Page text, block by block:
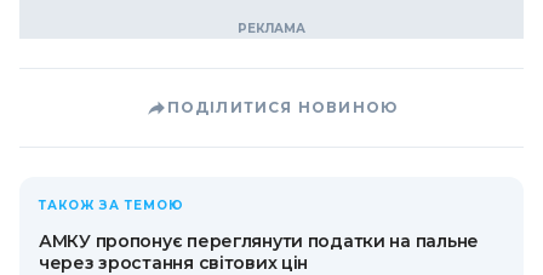
ПОДІЛИТИСЯ НОВИНОЮ
ТАКОЖ ЗА ТЕМОЮ
АМКУ пропонує переглянути податки на пальне
через зростання світових цін